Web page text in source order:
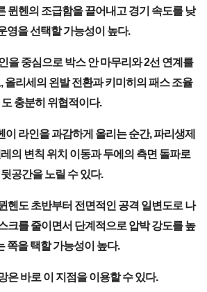
뮌헨의 조급함을 끌어내고 경기 속도를 낮
영을 선택할 가능성이 높다.
을 중심으로 박스 안 마무리와 2선 연계를
올리세의 왼발 전환과 키미히의 패스 조율
도 충분히 위협적이다.
라인을 과감하게 올리는 순간, 파리생제
의 변칙 위치 이동과 두에의 측면 돌파로
뒷공간을 노릴 수 있다.
헨도 초반부터 전면적인 공격 일변도로 나
크를 줄이면서 단계적으로 압박 강도를 높
쪽을 택할 가능성이 높다.
은 바로 이 지점을 이용할 수 있다.